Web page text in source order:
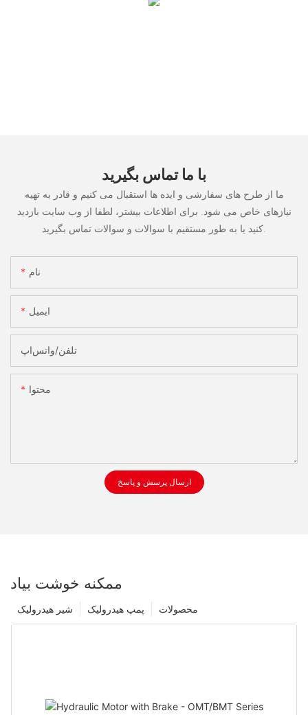
با ما تماس بگیرید
ما از طرح های سفارشی و ایده ها استقبال می کنیم و قادر به تهیه
نیازهای خاص می شود. برای اطلاعات بیشتر، لطفا از وب سایت بازدید
نام
ایمیل
تلفن/واتس‌اپ
محتوا
ارسال پرسش و پاسخ
ممکنه خوشت بیاد
محصولات پمپ هیدرولیک شیر هیدرولیک